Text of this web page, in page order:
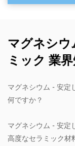
マグネシウ
ミック 業
マグネシウム - 安定
何ですか？
マグネシウム - 安定
高度なセラミック材